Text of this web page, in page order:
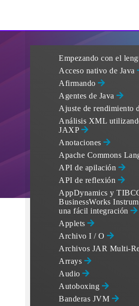
Empezando con el
Acceso nativo de Java
Afirmando
Agentes de Java
Ajuste de rendimiento
Análisis XML
JAXP
Anotaciones
Apache Commons
API de apilación
API de reflexión
AppDynamics y
BusinessWorks
una fácil integración
Applets
Archivo I / O
Archivos JAR Multi-
Arrays
Audio
Autoboxing
Banderas JVM